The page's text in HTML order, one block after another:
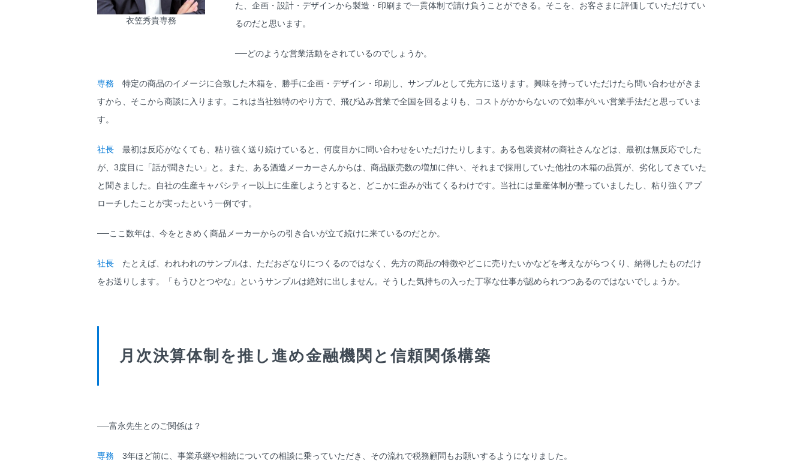
衣笠秀貴専務
た、企画・設計・デザインから製造・印刷まで一貫体制で請け負うことができる。そこを、お客さまに評価していただけてい
るのだと思います。
──どのような営業活動をされているのでしょうか。
専務 特定の商品のイメージに合致した木箱を、勝手に企画・デザイン・印刷し、サンプルとして先方に送ります。興味を持っていただけたら問い合わせがきま
すから、そこから商談に入ります。これは当社独特のやり方で、飛び込み営業で全国を回るよりも、コストがかからないので効率がいい営業手法だと思っていま
す。
社長 最初は反応がなくても、粘り強く送り続けていると、何度目かに問い合わせをいただけたりします。ある包装資材の商社さんなどは、最初は無反応でした
が、3度目に「話が聞きたい」と。また、ある酒造メーカーさんからは、商品販売数の増加に伴い、それまで採用していた他社の木箱の品質が、劣化してきていた
と聞きました。自社の生産キャパシティー以上に生産しようとすると、どこかに歪みが出てくるわけです。当社には量産体制が整っていましたし、粘り強くアプ
ローチしたことが実ったという一例です。
──ここ数年は、今をときめく商品メーカーからの引き合いが立て続けに来ているのだとか。
社長 たとえば、われわれのサンプルは、ただおざなりにつくるのではなく、先方の商品の特徴やどこに売りたいかなどを考えながらつくり、納得したものだけ
をお送りします。「もうひとつやな」というサンプルは絶対に出しません。そうした気持ちの入った丁寧な仕事が認められつつあるのではないでしょうか。
月次決算体制を推し進め金融機関と信頼関係構築
──富永先生とのご関係は？
専務 3年ほど前に、事業承継や相続についての相談に乗っていただき、その流れで税務顧問もお願いするようになりました。